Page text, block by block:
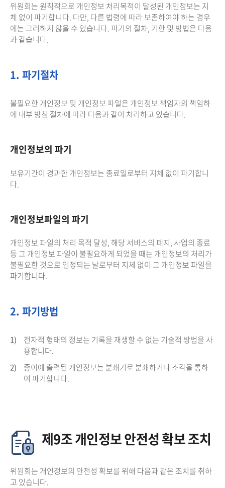
위원회는 원칙적으로 개인정보 처리목적이 달성된 개인정보는 지
체 없이 파기합니다. 다만, 다른 법령에 따라 보존하여야 하는 경우
에는 그러하지 않을 수 있습니다. 파기의 절차, 기한 및 방법은 다음
과 같습니다.
1. 파기절차
불필요한 개인정보 및 개인정보 파일은 개인정보 책임자의 책임하
에 내부 방침 절차에 따라 다음과 같이 처리하고 있습니다.
개인정보의 파기
보유기간이 경과한 개인정보는 종료일로부터 지체 없이 파기합니
다.
개인정보파일의 파기
개인정보 파일의 처리 목적 달성, 해당 서비스의 폐지, 사업의 종료
등 그 개인정보 파일이 불필요하게 되었을 때는 개인정보의 처리가
불필요한 것으로 인정되는 날로부터 지체 없이 그 개인정보 파일을
파기합니다.
2. 파기방법
1)
전자적 형태의 정보는 기록을 재생할 수 없는 기술적 방법을 사
용합니다.
2)
종이에 출력된 개인정보는 분쇄기로 분쇄하거나 소각을 통하
여 파기합니다.
제9조 개인정보 안전성 확보 조치
위원회는 개인정보의 안전성 확보를 위해 다음과 같은 조치를 취하
고 있습니다.